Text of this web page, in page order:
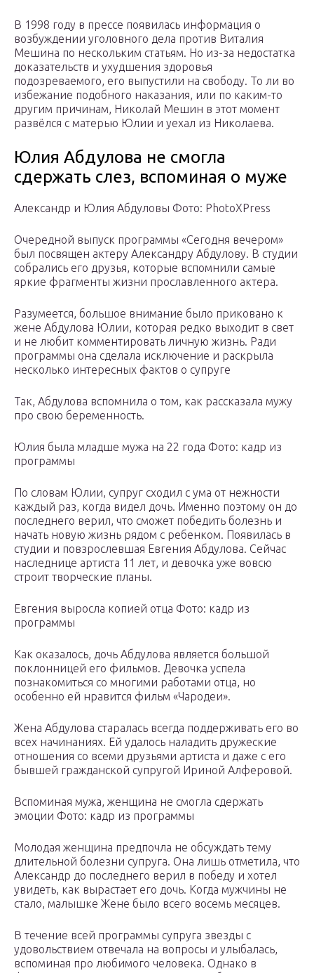
В 1998 году в прессе появилась информация о
возбуждении уголовного дела против Виталия
Мешина по нескольким статьям. Но из-за недостатка
доказательств и ухудшения здоровья
подозреваемого, его выпустили на свободу. То ли во
избежание подобного наказания, или по каким-то
другим причинам, Николай Мешин в этот момент
развёлся с матерью Юлии и уехал из Николаева.
Юлия Абдулова не смогла
сдержать слез, вспоминая о муже
Александр и Юлия Абдуловы Фото: PhotoXPress
Очередной выпуск программы «Сегодня вечером»
был посвящен актеру Александру Абдулову. В студии
собрались его друзья, которые вспомнили самые
яркие фрагменты жизни прославленного актера.
Разумеется, большое внимание было приковано к
жене Абдулова Юлии, которая редко выходит в свет
и не любит комментировать личную жизнь. Ради
программы она сделала исключение и раскрыла
несколько интересных фактов о супруге
Так, Абдулова вспомнила о том, как рассказала мужу
про свою беременность.
Юлия была младше мужа на 22 года Фото: кадр из
программы
По словам Юлии, супруг сходил с ума от нежности
каждый раз, когда видел дочь. Именно поэтому он до
последнего верил, что сможет победить болезнь и
начать новую жизнь рядом с ребенком. Появилась в
студии и повзрослевшая Евгения Абдулова. Сейчас
наследнице артиста 11 лет, и девочка уже вовсю
строит творческие планы.
Евгения выросла копией отца Фото: кадр из
программы
Как оказалось, дочь Абдулова является большой
поклонницей его фильмов. Девочка успела
познакомиться со многими работами отца, но
особенно ей нравится фильм «Чародеи».
Жена Абдулова старалась всегда поддерживать его во
всех начинаниях. Ей удалось наладить дружеские
отношения со всеми друзьями артиста и даже с его
бывшей гражданской супругой Ириной Алферовой.
Вспоминая мужа, женщина не смогла сдержать
эмоции Фото: кадр из программы
Молодая женщина предпочла не обсуждать тему
длительной болезни супруга. Она лишь отметила, что
Александр до последнего верил в победу и хотел
увидеть, как вырастает его дочь. Когда мужчины не
стало, малышке Жене было всего восемь месяцев.
В течение всей программы супруга звезды с
удовольствием отвечала на вопросы и улыбалась,
вспоминая про любимого человека. Однако в